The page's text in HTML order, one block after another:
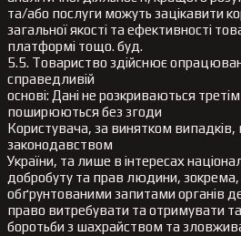
та/або послуги можуть зацікавити
загальної якості та ефективності
платформі тощо. буд.
5.5. Товариство здійснює
справедливій
основі: Дані не розкриваються
поширюються без згоди
Користувача, за винятком
законодавством
України, та лише в інтересах
добробуту та прав людини,
обґрунтованими запитами органів
право витребувати та отримувати
боротьби з шахрайством та